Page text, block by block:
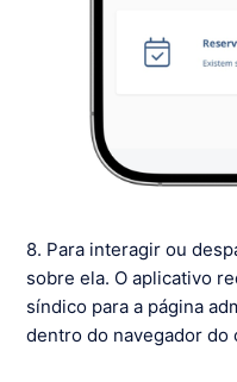
8. Para interagir ou
sobre ela. O aplicativo
síndico para a página
dentro do navegador do